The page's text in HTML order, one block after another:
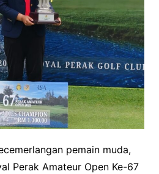
pemain muda,
Perak Amateur Open Ke-67